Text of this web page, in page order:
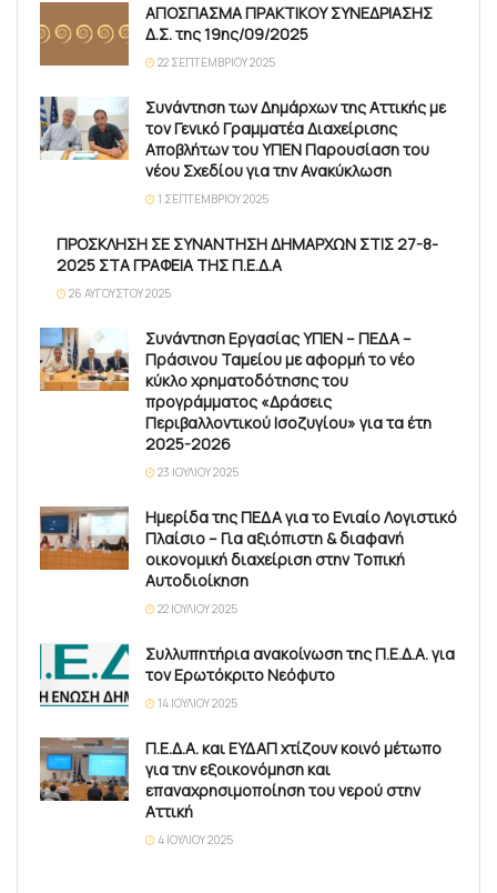
ΑΠΟΣΠΑΣΜΑ ΠΡΑΚΤΙΚΟΥ ΣΥΝΕΔΡΙΑΣΗΣ
Δ.Σ. της 19ης/09/2025
22 ΣΕΠΤΕΜΒΡΊΟΥ 2025
Συνάντηση των Δημάρχων της Αττικής με
τον Γενικό Γραμματέα Διαχείρισης
Αποβλήτων του ΥΠΕΝ Παρουσίαση του
νέου Σχεδίου για την Ανακύκλωση
1 ΣΕΠΤΕΜΒΡΊΟΥ 2025
ΠΡΟΣΚΛΗΣΗ ΣΕ ΣΥΝΑΝΤΗΣΗ ΔΗΜΑΡΧΩΝ ΣΤΙΣ 27-8-
2025 ΣΤΑ ΓΡΑΦΕΙΑ ΤΗΣ Π.Ε.Δ.Α
26 ΑΥΓΟΎΣΤΟΥ 2025
Συνάντηση Εργασίας ΥΠΕΝ – ΠΕΔΑ –
Πράσινου Ταμείου με αφορμή το νέο
κύκλο χρηματοδότησης του
προγράμματος «Δράσεις
Περιβαλλοντικού Ισοζυγίου» για τα έτη
2025-2026
23 ΙΟΥΛΊΟΥ 2025
Ημερίδα της ΠΕΔΑ για το Ενιαίο Λογιστικό
Πλαίσιο – Για αξιόπιστη & διαφανή
οικονομική διαχείριση στην Τοπική
Αυτοδιοίκηση
22 ΙΟΥΛΊΟΥ 2025
Συλλυπητήρια ανακοίνωση της Π.Ε.Δ.Α. για
τον Ερωτόκριτο Νεόφυτο
14 ΙΟΥΛΊΟΥ 2025
Π.Ε.Δ.Α. και ΕΥΔΑΠ χτίζουν κοινό μέτωπο
για την εξοικονόμηση και
επαναχρησιμοποίηση του νερού στην
Αττική
4 ΙΟΥΛΊΟΥ 2025